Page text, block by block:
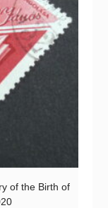
of the Birth of